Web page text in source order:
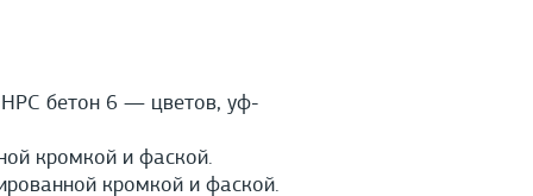
бетон 6 — цветов, уф-
кромкой и фаской.
кромкой и фаской.